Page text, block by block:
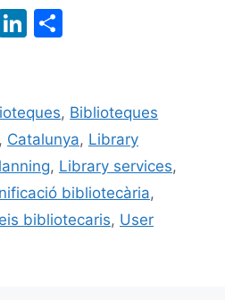
Li
e
dI
n
p
ar
te
ix
, Biblioteques
, Catalunya, Library
, Library services,
bibliotecària,
bibliotecaris, User